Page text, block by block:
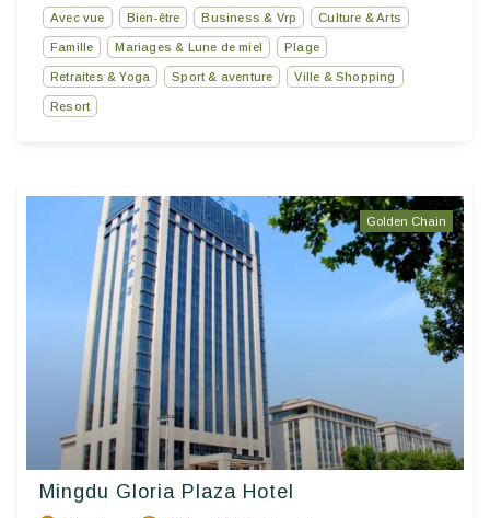
Avec vue Bien-être Business & Vrp Culture & Arts
Famille Mariages & Lune de miel Plage
Retraites & Yoga Sport & aventure Ville & Shopping
Resort
Golden Chain
Mingdu Gloria Plaza Hotel